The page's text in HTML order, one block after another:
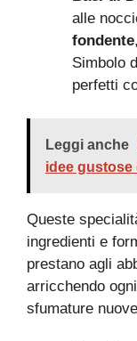
alle
fondente
Simbolo
perfetti
Leggi anche
idee gustose
Queste
ingredienti e
prestano agli
arricchendo
sfumature